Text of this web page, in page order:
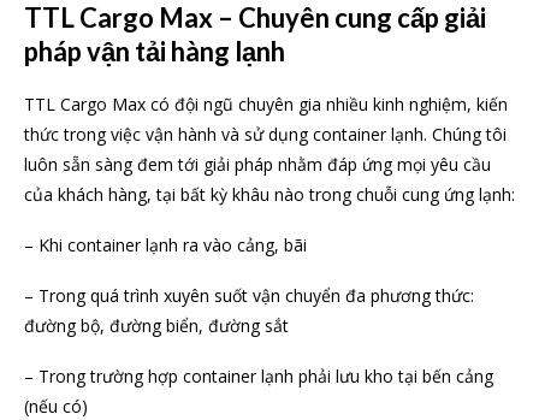
TTL Cargo Max – Chuyên cung cấp giải
pháp vận tải hàng lạnh
TTL Cargo Max có đội ngũ chuyên gia nhiều kinh nghiệm, kiến
thức trong việc vận hành và sử dụng container lạnh. Chúng tôi
luôn sẵn sàng đem tới giải pháp nhằm đáp ứng mọi yêu cầu
của khách hàng, tại bất kỳ khâu nào trong chuỗi cung ứng lạnh:
– Khi container lạnh ra vào cảng, bãi
– Trong quá trình xuyên suốt vận chuyển đa phương thức:
đường bộ, đường biển, đường sắt
– Trong trường hợp container lạnh phải lưu kho tại bến cảng
(nếu có)